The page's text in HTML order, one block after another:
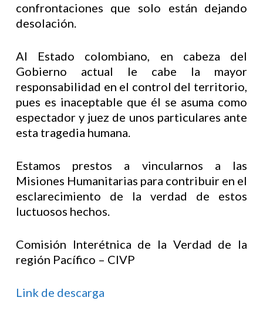
confrontaciones que solo están dejando
desolación.
Al Estado colombiano, en cabeza del
Gobierno actual le cabe la mayor
responsabilidad en el control del territorio,
pues es inaceptable que él se asuma como
espectador y juez de unos particulares ante
esta tragedia humana.
Estamos prestos a vincularnos a las
Misiones Humanitarias para contribuir en el
esclarecimiento de la verdad de estos
luctuosos hechos.
Comisión Interétnica de la Verdad de la
región Pacífico – CIVP
Link de descarga